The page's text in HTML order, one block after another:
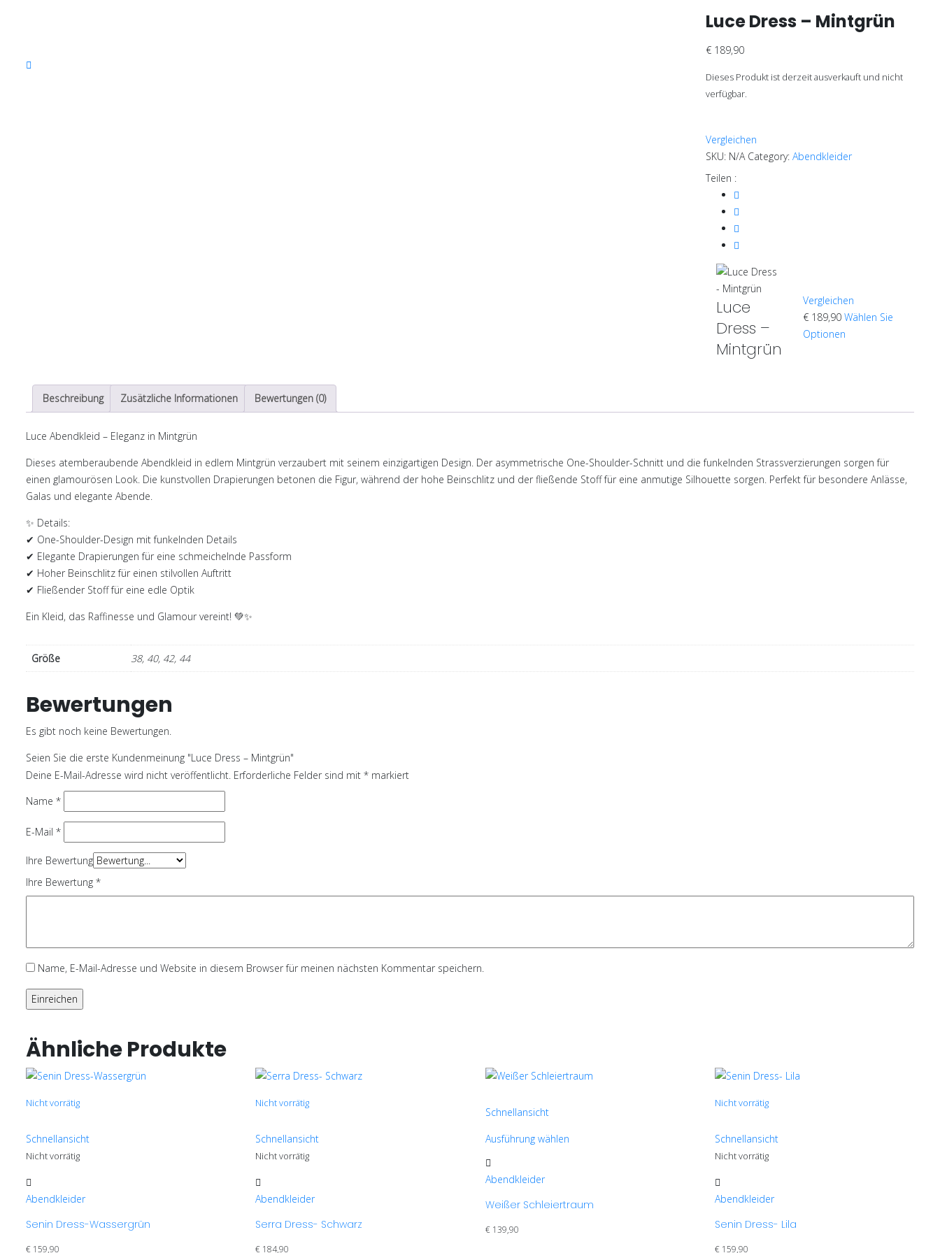
Luce Dress – Mintgrün
€ 189,90
Dieses Produkt ist derzeit ausverkauft und nicht
verfügbar.
Vergleichen
SKU: N/A Category: Abendkleider
Teilen :
Luce
Dress –
Mintgrün
Vergleichen
€ 189,90 Wählen Sie
Optionen
Beschreibung Zusätzliche Informationen Bewertungen (0)
Luce Abendkleid – Eleganz in Mintgrün
Dieses atemberaubende Abendkleid in edlem Mintgrün verzaubert mit seinem einzigartigen Design. Der asymmetrische One-Shoulder-Schnitt und die funkelnden Strassverzierungen sorgen für
einen glamourösen Look. Die kunstvollen Drapierungen betonen die Figur, während der hohe Beinschlitz und der fließende Stoff für eine anmutige Silhouette sorgen. Perfekt für besondere Anlässe,
Galas und elegante Abende.
✨ Details:
✔ One-Shoulder-Design mit funkelnden Details
✔ Elegante Drapierungen für eine schmeichelnde Passform
✔ Hoher Beinschlitz für einen stilvollen Auftritt
✔ Fließender Stoff für eine edle Optik
Ein Kleid, das Raffinesse und Glamour vereint! 💚✨
Größe 38, 40, 42, 44
Bewertungen
Es gibt noch keine Bewertungen.
Seien Sie die erste Kundenmeinung "Luce Dress – Mintgrün"
Deine E-Mail-Adresse wird nicht veröffentlicht. Erforderliche Felder sind mit * markiert
Name *
E-Mail *
Ihre Bewertung
Ihre Bewertung *
Name, E-Mail-Adresse und Website in diesem Browser für meinen nächsten Kommentar speichern.
Ähnliche Produkte
Nicht vorrätig
Schnellansicht
Nicht vorrätig
Dieses
Produkt
mehrere
Varianten
Abendkleider
Senin Dress-Wassergrün
€ 159,90
Nicht vorrätig
Schnellansicht
Nicht vorrätig
Dieses
Produkt
mehrere
Varianten
Abendkleider
Serra Dress- Schwarz
€ 184,90
Schnellansicht
Ausführung wählen
mehrere
Abendkleider
Weißer Schleiertraum
€139,90
Nicht vorrätig
Schnellansicht
Nicht vorrätig
Dieses
Produkt
mehrere
Varianten
Abendkleider
Senin Dress- Lila
€159,90